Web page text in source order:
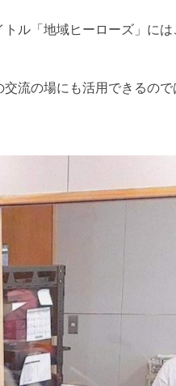
ル「地域ヒーローズ」に
流の場にも活用できるので